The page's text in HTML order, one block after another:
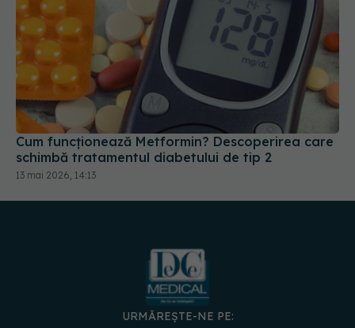
Cum funcționează Metformin? Descoperirea care
schimbă tratamentul diabetului de tip 2
13 mai 2026, 14:13
URMĂREȘTE-NE PE:
DESCARCĂ APLICAȚIA